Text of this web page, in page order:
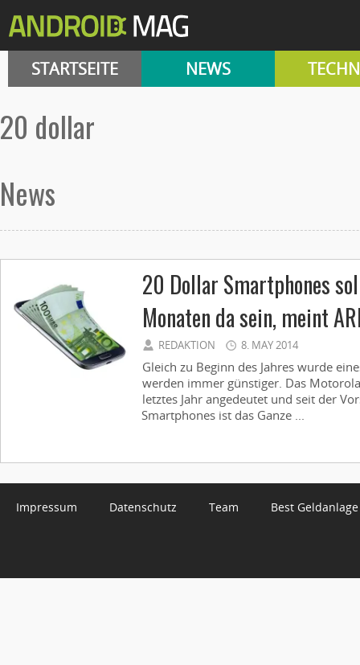
STARTSEITE NEWS
20 dollar
News
20 Dollar Smartphones
Monaten da sein, meint
REDAKTION 8. MAY 2014
Gleich zu Beginn des Jahres wurde
werden immer günstiger. Das
letztes Jahr angedeutet und seit der
Smartphones ist das Ganze ...
Impressum Datenschutz Team Best Geldanlage